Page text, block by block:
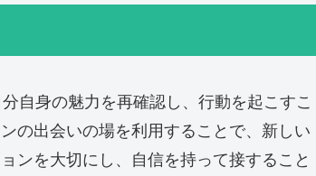
自身の魅力を再確認し、行動を起こすこ
の出会いの場を利用することで、新しい
ンを大切にし、自信を持って接すること